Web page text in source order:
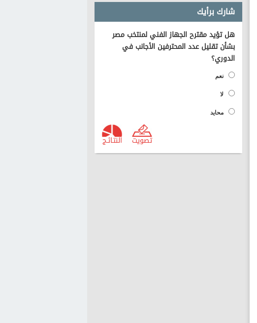
شارك برأيك
هل تؤيد مقترح الجهاز الفني لمنتخب مصر
بشأن تقليل عدد المحترفين الأجانب في
الدوري؟
نعم
لا
محايد
النتـائـج تصويت